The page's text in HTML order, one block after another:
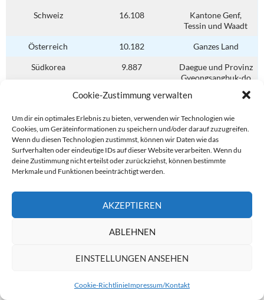
Cookie-Zustimmung verwalten
Um dir ein optimales Erlebnis zu bieten, verwenden wir Technologien wie
Cookies, um Geräteinformationen zu speichern und/oder darauf zuzugreifen.
Wenn du diesen Technologien zustimmst, können wir Daten wie das
Surfverhalten oder eindeutige IDs auf dieser Website verarbeiten. Wenn du
deine Zustimmung nicht erteilst oder zurückziehst, können bestimmte
Merkmale und Funktionen beeinträchtigt werden.
AKZEPTIEREN
ABLEHNEN
EINSTELLUNGEN ANSEHEN
Cookie-RichtlinieImpressum/Kontakt
Schweiz 16.108
Kantone Genf,
Tessin und Waadt
Österreich 10.182 Ganzes Land
Südkorea 9.887
Daegue und Provinz
Gyeongsangbuk-do
710
Die Quelle der Zahlen in der Tabelle ist die
Weltgesundheitsorganisation (WHO), der Stand ist der
01.04.2020, 10:00 Uhr CET.
Situation in Deutschland (RKI)
Seit dem 31. März 2020 zählt das RKI den Landkreis Heinsberg
nicht mehr zu den besonders betroffenen Gebieten, weist also
nicht mehr in der obigen Tabelle enthalten, obwohl das RKI auf